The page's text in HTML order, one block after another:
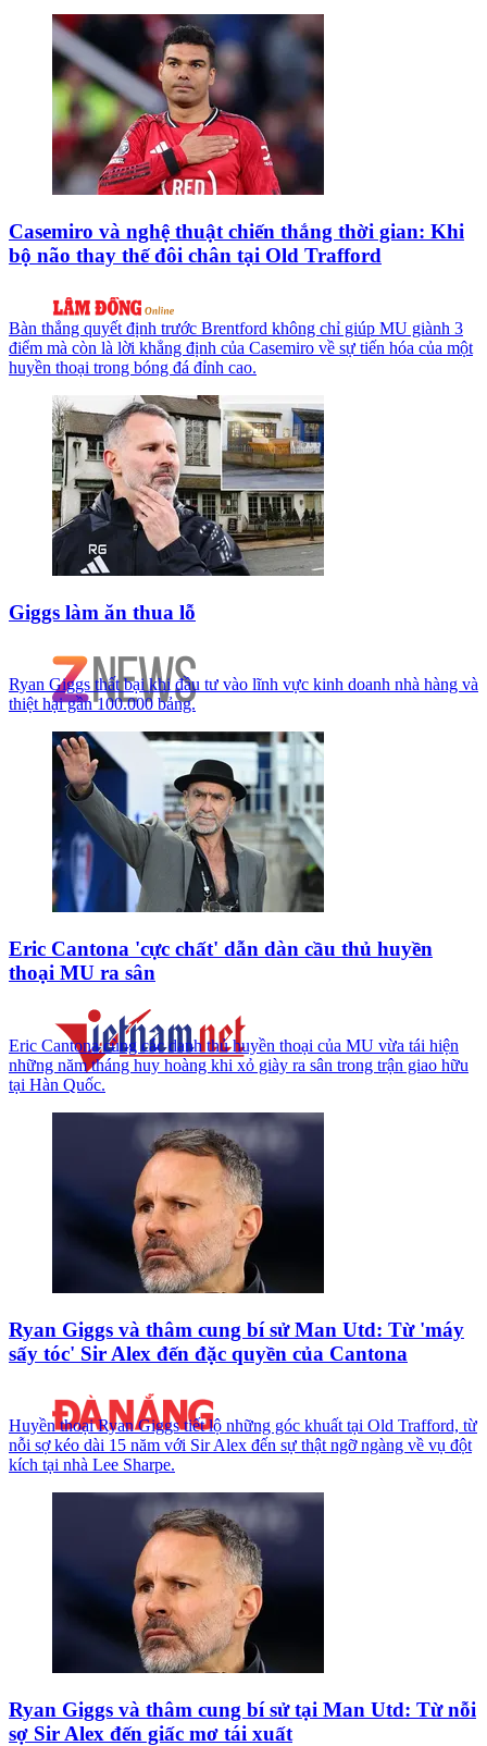
Casemiro và nghệ thuật chiến thắng thời gian: Khi
bộ não thay thế đôi chân tại Old Trafford
Bàn thắng quyết định trước Brentford không chỉ giúp MU giành 3
điểm mà còn là lời khẳng định của Casemiro về sự tiến hóa của một
huyền thoại trong bóng đá đỉnh cao.
Giggs làm ăn thua lỗ
Ryan Giggs thất bại khi đầu tư vào lĩnh vực kinh doanh nhà hàng và
thiệt hại gần 100.000 bảng.
Eric Cantona 'cực chất' dẫn dàn cầu thủ huyền
thoại MU ra sân
Eric Cantona cùng các danh thủ huyền thoại của MU vừa tái hiện
những năm tháng huy hoàng khi xỏ giày ra sân trong trận giao hữu
tại Hàn Quốc.
Ryan Giggs và thâm cung bí sử Man Utd: Từ 'máy
sấy tóc' Sir Alex đến đặc quyền của Cantona
Huyền thoại Ryan Giggs tiết lộ những góc khuất tại Old Trafford, từ
nỗi sợ kéo dài 15 năm với Sir Alex đến sự thật ngỡ ngàng về vụ đột
kích tại nhà Lee Sharpe.
Ryan Giggs và thâm cung bí sử tại Man Utd: Từ nỗi
sợ Sir Alex đến giấc mơ tái xuất